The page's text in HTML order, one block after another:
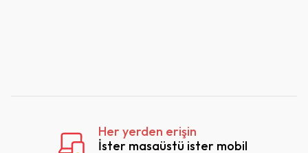
Her yerden erişin
İster masaüstü ister mobil